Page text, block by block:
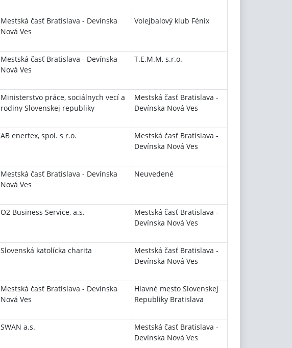
Mestská časť Bratislava - Devínska
Nová Ves
Volejbalový klub Fénix
Mestská časť Bratislava - Devínska
Nová Ves
T.E.M.M, s.r.o.
Ministerstvo práce, sociálnych vecí a
rodiny Slovenskej republiky
Mestská časť Bratislava -
Devínska Nová Ves
AB enertex, spol. s r.o.
Mestská časť Bratislava -
Devínska Nová Ves
Mestská časť Bratislava - Devínska
Nová Ves
Neuvedené
O2 Business Service, a.s.
Mestská časť Bratislava -
Devínska Nová Ves
Slovenská katolícka charita
Mestská časť Bratislava -
Devínska Nová Ves
Mestská časť Bratislava - Devínska
Nová Ves
Hlavné mesto Slovenskej
Republiky Bratislava
SWAN a.s.
Mestská časť Bratislava -
Devínska Nová Ves